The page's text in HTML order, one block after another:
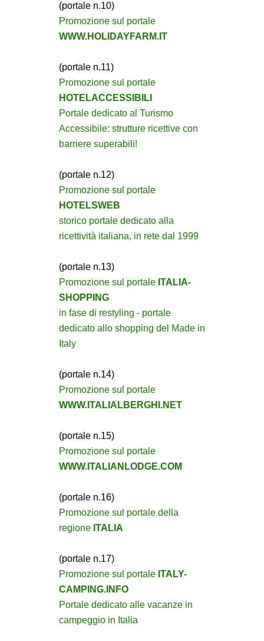
(portale n.10)
Promozione sul portale
WWW.HOLIDAYFARM.IT
(portale n.11)
Promozione sul portale
HOTELACCESSIBILI
Portale dedicato al Turismo
Accessibile: strutture ricettive con
barriere superabili!
(portale n.12)
Promozione sul portale
HOTELSWEB
storico portale dedicato alla
ricettività italiana, in rete dal 1999
(portale n.13)
Promozione sul portale ITALIA-
SHOPPING
in fase di restyling - portale
dedicato allo shopping del Made in
Italy
(portale n.14)
Promozione sul portale
WWW.ITALIALBERGHI.NET
(portale n.15)
Promozione sul portale
WWW.ITALIANLODGE.COM
(portale n.16)
Promozione sul portale della
regione ITALIA
(portale n.17)
Promozione sul portale ITALY-
CAMPING.INFO
Portale dedicato alle vacanze in
campeggio in Italia